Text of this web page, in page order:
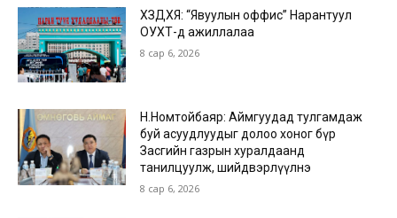
ХЗДХЯ: “Явуулын оффис” Нарантуул
ОУХТ-д ажиллалаа
8 сар 6, 2026
Н.Номтойбаяр: Аймгуудад тулгамдаж
буй асуудлуудыг долоо хоног бүр
Засгийн газрын хуралдаанд
танилцуулж, шийдвэрлүүлнэ
8 сар 6, 2026